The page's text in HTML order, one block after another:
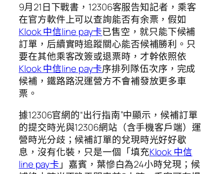
9月21日下戰書，12306客服告知記者，乘客
在官方軟件上可以查詢能否有余票，假如
Klook 中信line pay卡已售空，就只能下候補
訂單，后續實時追蹤關心能否候補勝利。只
要在其他乘客改簽或退票時，才幹依照依
Klook 中信line pay卡序排列隊伍次序，完成
候補，鐵路路況運營方不會補發放更多車
票。
據12306官網的“出行指南”中顯示，候補訂單
的提交時光與12306網站（含手機客戶端）運
營時光分歧；候補訂單的兌現時光好好歇
息，沒有化裝，只是一個「填充Klook 中信
line pay卡 」嘉賓，葉慘白為24小時兌現；候